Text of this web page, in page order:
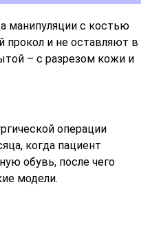
манипуляции с костью
прокол и не оставляют в
– с разрезом кожи и
операции
когда пациент
обувь, после чего
модели.